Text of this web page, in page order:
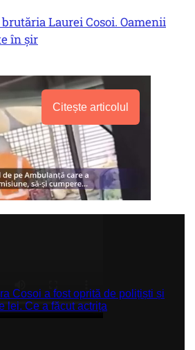
Laurei Cosoi. Oamenii
în șir
Citește articolul